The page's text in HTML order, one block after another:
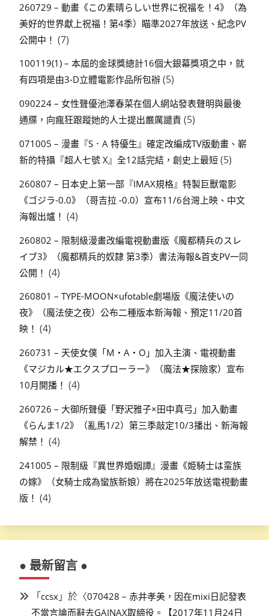
260729 – 動畫《この素晴らしい世界に祝福を！4》（為
美好的世界獻上祝福！第4季）瞄準2027年放送、紀念PV
公開中！ (7)
100119(1) – 本屆的金球獎總計16個大銀幕獎項之中，就
有四項是由3-D立體電影作品所包辦 (5)
090224 – 女性聲優池澤春菜在個人網站發表聲明與最後
通牒，向瘋狂跟蹤她的人士提出嚴厲譴責 (5)
071005 – 漫畫『S．A 特優生』確定改編成TV版動畫、嶄
新的特攝『超人七號 X』全12話完結，創史上最短 (5)
260807 – 日本史上第一部『IMAX規格』特製巨獸電影
《ゴジラ-0.0》（哥吉拉 -0.0）宣布11/6台灣上映、中文
海報出爐！ (4)
260802 – 限制級漫畫改編電視動畫版《魔都精兵のスレ
イブ3》（魔都精兵的奴隸 第3季）書法海報&首支PV一同
公開！ (4)
260801 – TYPE-MOON×ufotable劇場版《魔法使いの
夜》（魔法使之夜）公布二種版本新海報、預定11/20首
映！ (4)
260731 – 天使女僕「M・A・O」加入主演、電視動畫
《マジカル★エクスプローラー》（魔法★探險家）宣布
10月開播！ (4)
260726 – 大御所聲優「野沢雅子×田中真弓」加入動畫
《らんま1/2》（亂馬1/2）第三季敲定10/3播出、新海報
解禁！ (4)
241005 – 限制級『異世界婚姻譚』漫畫《姫騎士は蛮族
の嫁》（女騎士成為蠻族新娘）將在2025年放送電視動畫
版！ (4)
● 最新留言 ●
「ccsx 」於〈070428 – 赤井孝美，因在mixi日記發表
不當言論而辭去GAINAX取締役。【2017年11月24日